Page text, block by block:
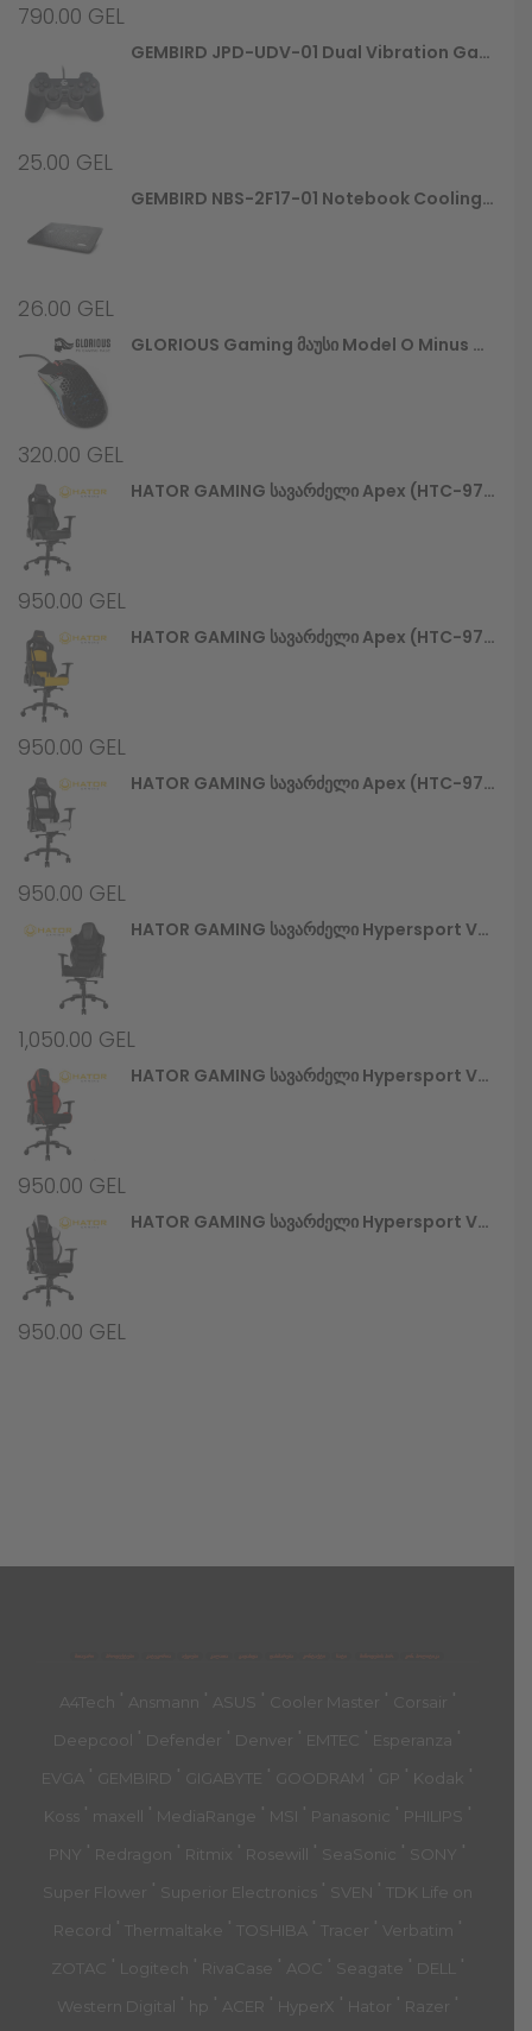
790.00 GEL
GEMBIRD JPD-UDV-01 Dual Vibration Gamepad
25.00 GEL
GEMBIRD NBS-2F17-01 Notebook Cooling Stand
26.00 GEL
GLORIOUS Gaming Მაუსი Model O Minus Glossy, Black (GOM-GBlack)
320.00 GEL
HATOR GAMING Სავარძელი Apex (HTC-970) Alcantara Black
950.00 GEL
HATOR GAMING Სავარძელი Apex (HTC-971) Black/Yellow
950.00 GEL
HATOR GAMING Სავარძელი Apex (HTC-972) Black/White
950.00 GEL
HATOR GAMING Სავარძელი Hypersport V2 (HTC-945) Stealth
1,050.00 GEL
HATOR GAMING Სავარძელი Hypersport V2 (HTC-946) Black/Red
950.00 GEL
HATOR GAMING Სავარძელი Hypersport V2 (HTC-948) Black/White
950.00 GEL
A4Tech ' Ansmann ' ASUS ' Cooler Master ' Corsair '
Deepcool ' Defender ' Denver ' EMTEC ' Esperanza '
EVGA ' GEMBIRD ' GIGABYTE ' GOODRAM ' GP ' Kodak '
Koss ' maxell ' MediaRange ' MSI ' Panasonic ' PHILIPS '
PNY ' Redragon ' Ritmix ' Rosewill ' SeaSonic ' SONY '
Super Flower ' Superior Electronics ' SVEN ' TDK Life on
Record ' Thermaltake ' TOSHIBA ' Tracer ' Verbatim '
ZOTAC ' Logitech ' RivaCase ' AOC ' Seagate ' DELL '
Western Digital ' hp ' ACER ' HyperX ' Hator ' Razer '